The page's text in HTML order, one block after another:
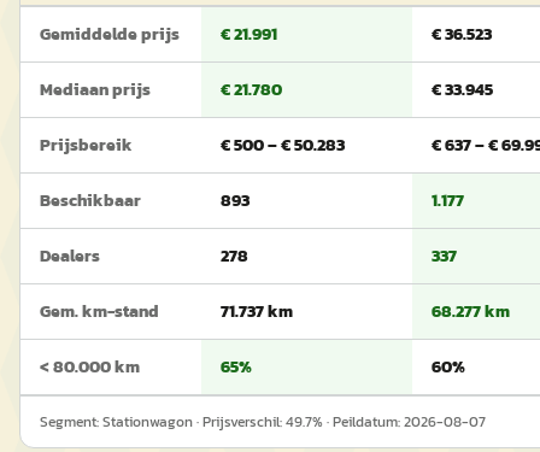
Gemiddelde prijs € 21.991 € 36.523
Mediaan prijs € 21.780 € 33.945
Prijsbereik € 500 – € 50.283 € 637 – €
Beschikbaar 893 1.177
Dealers 278 337
Gem. km-stand 71.737 km 68.277 km
< 80.000 km 65% 60%
Segment:Stationwagon· Prijsverschil:49.7% · Peildatum:2026-08-07